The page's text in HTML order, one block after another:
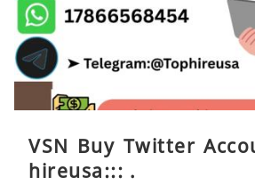
VSN Buy Twitter
hireusa::: .